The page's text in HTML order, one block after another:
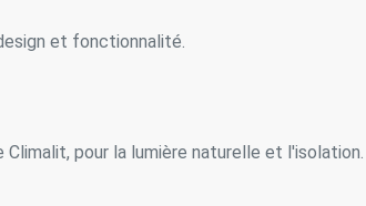
et fonctionnalité.
pour la lumière naturelle et l'isolation.
stocker des informations sur les préférences et
les paramètres Tout accepter